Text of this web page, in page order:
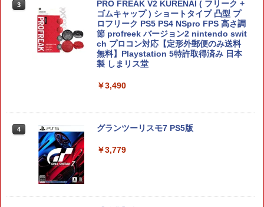
ntendo Switch 2 Switch2 ケース 有機E
L シンプル 名入れ 名前入れ 本体 スイッ
チ ライト 任天堂 ニンテンドー 保護 カバ
ー 入れ物 コンパクト 収納
￥2,980
ントローラー スイッチ2 スイッチ Switc
ラー 連射機能 ワイヤレス switch2コン
トローラ Switch2コントローラー
3
PRO FREAK V2 KURENAI ( フリーク +
ゴムキャップ ) ショートタイプ 凸型 プ
ロフリーク PS5 PS4 NSpro FPS 高さ調
節 profreek バージョン2 nintendo swit
ch プロコン対応【定形外郵便のみ送料
無料】Playstation 5特許取得済み 日本
製 しまリス堂
￥3,490
4 グランツーリスモ7 PS5版
￥3,779